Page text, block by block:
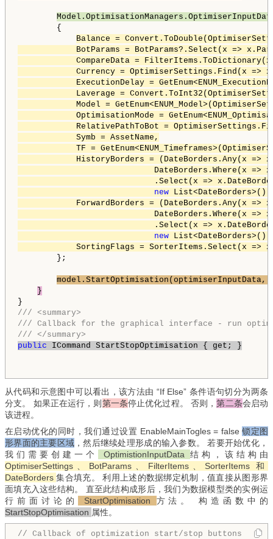
{
Balance =
BotParams = BotParams?.Select(x =>
CompareData = FilterItems.ToDictionary(x
Currency = OptimiserSettings.Find(x =>
ExecutionDelay =
Laverage =
Model =
OptimisationMode =
RelativePathToBot =
Symb = AssetName,
TF =
HistoryBorders = (DateBorders.Any(x =>
DateBorders.Where(x =>
.Select(x =>
new
ForwardBorders = (DateBorders.Any(x =>
DateBorders.Where(x =>
.Select(x =>
new
SortingFlags = SorterItems.Select(x =>
};
model.StartOptimisation(optimiserInputData,
}
/// <summary>
/// Callback for the graphical interface - run
/// </summary>
public ICommand StartStopOptimisation { get; }
从代码和示意图中可以看出，该方法由 “If Else” 条件语句切分为两条
分支。 如果正在运行，则 第一条停止优化过程。 否则，第二条会启动
该进程。
在启动优化的同时，我们通过设置 EnableMainTogles = false锁定图
形界面的主要区域 ，然后继续处理形成的输入参数。 若要开始优化，
我们需要创建一个
OptimistionInputData 结构，该结构由
OptimiserSettings、BotParams、FilterItems、SorterItems 和
DateBorders集合填充。 利用上述的数据绑定机制，值直接从图形界
面填充入这些结构。 直至此结构成形后，我们为数据模型类的实例运
行前面讨论的
StartOptimisation 方法。 构造函数中的
StartStopOptimisation 属性。
// Callback of optimization start/stop buttons